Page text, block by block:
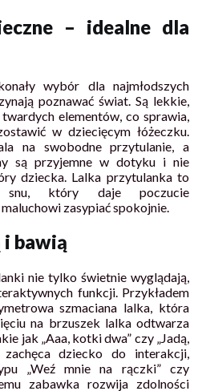
– idealne dla
wybór dla najmłodszych
poznawać świat. Są lekkie,
elementów, co sprawia,
w dziecięcym łóżeczku.
na swobodne przytulanie, a
są przyjemne w dotyku i nie
dziecka. Lalka przytulanka to
snu, który daje poczucie
zasypiać spokojnie.
bawią
nie tylko świetnie wyglądają,
funkcji. Przykładem
szmaciana lalka, która
na brzuszek lalka odtwarza
jak „Aaa, kotki dwa” czy „Jadą,
zachęca dziecko do interakcji,
„Weź mnie na rączki” czy
zabawka rozwija zdolności